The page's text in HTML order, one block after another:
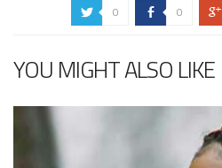
a 0 b 0 c
YOU MIGHT ALSO LIKE